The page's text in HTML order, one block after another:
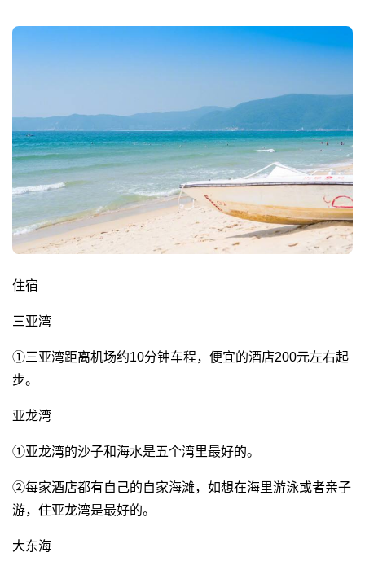
住宿
三亚湾
①三亚湾距离机场约10分钟车程，便宜的酒店200元左右起
步。
亚龙湾
①亚龙湾的沙子和海水是五个湾里最好的。
②每家酒店都有自己的自家海滩，如想在海里游泳或者亲子
游，住亚龙湾是最好的。
大东海